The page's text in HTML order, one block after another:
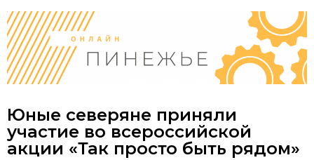
Юные северяне приняли
участие во всероссийской
акции «Так просто быть рядом»